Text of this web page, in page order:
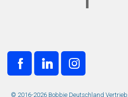
© 2016-2026 Bobbie Deutschland